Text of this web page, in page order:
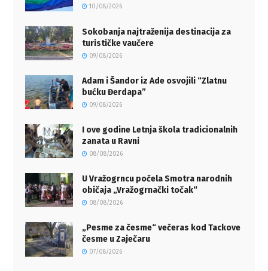
10/08/2026
Sokobanja najtraženija destinacija za
turističke vaučere
09/08/2026
Adam i Šandor iz Ade osvojili “Zlatnu
bućku Đerdapa”
09/08/2026
I ove godine Letnja škola tradicionalnih
zanata u Ravni
08/08/2026
U Vražogrncu počela Smotra narodnih
običaja „Vražogrnački točak“
08/08/2026
„Pesme za česme“ večeras kod Tackove
česme u Zaječaru
07/08/2026